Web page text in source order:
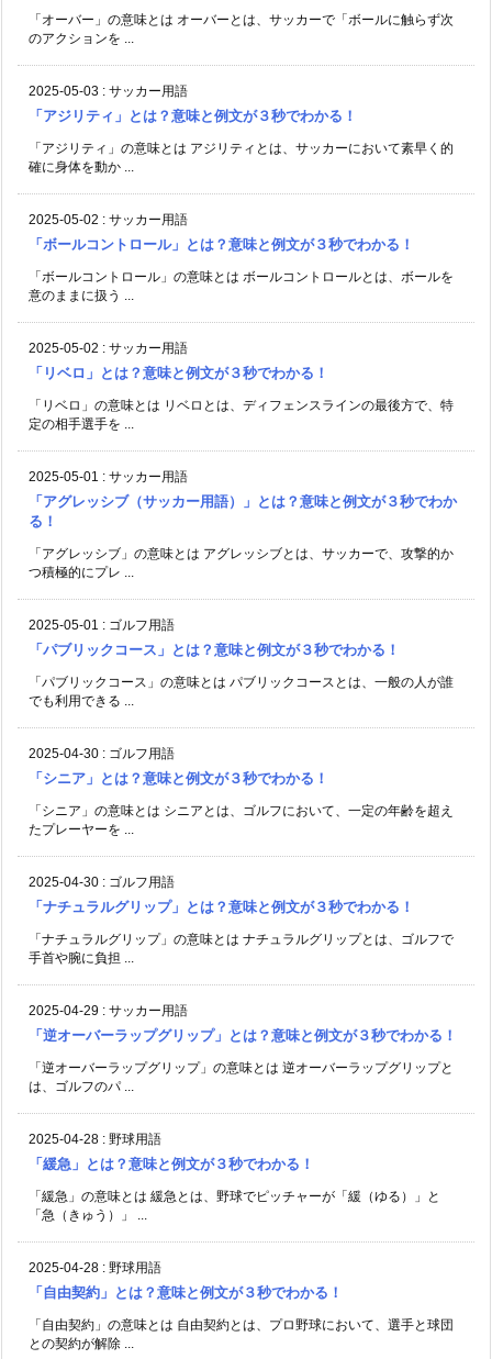
「オーバー」の意味とは オーバーとは、サッカーで「ボールに触らず次
のアクションを ...
2025-05-03 : サッカー用語
「アジリティ」とは？意味と例文が３秒でわかる！
「アジリティ」の意味とは アジリティとは、サッカーにおいて素早く的
確に身体を動か ...
2025-05-02 : サッカー用語
「ボールコントロール」とは？意味と例文が３秒でわかる！
「ボールコントロール」の意味とは ボールコントロールとは、ボールを
意のままに扱う ...
2025-05-02 : サッカー用語
「リベロ」とは？意味と例文が３秒でわかる！
「リベロ」の意味とは リベロとは、ディフェンスラインの最後方で、特
定の相手選手を ...
2025-05-01 : サッカー用語
「アグレッシブ（サッカー用語）」とは？意味と例文が３秒でわか
る！
「アグレッシブ」の意味とは アグレッシブとは、サッカーで、攻撃的か
つ積極的にプレ ...
2025-05-01 : ゴルフ用語
「パブリックコース」とは？意味と例文が３秒でわかる！
「パブリックコース」の意味とは パブリックコースとは、一般の人が誰
でも利用できる ...
2025-04-30 : ゴルフ用語
「シニア」とは？意味と例文が３秒でわかる！
「シニア」の意味とは シニアとは、ゴルフにおいて、一定の年齢を超え
たプレーヤーを ...
2025-04-30 : ゴルフ用語
「ナチュラルグリップ」とは？意味と例文が３秒でわかる！
「ナチュラルグリップ」の意味とは ナチュラルグリップとは、ゴルフで
手首や腕に負担 ...
2025-04-29 : サッカー用語
「逆オーバーラップグリップ」とは？意味と例文が３秒でわかる！
「逆オーバーラップグリップ」の意味とは 逆オーバーラップグリップと
は、ゴルフのパ ...
2025-04-28 : 野球用語
「緩急」とは？意味と例文が３秒でわかる！
「緩急」の意味とは 緩急とは、野球でピッチャーが「緩（ゆる）」と
「急（きゅう）」 ...
2025-04-28 : 野球用語
「自由契約」とは？意味と例文が３秒でわかる！
「自由契約」の意味とは 自由契約とは、プロ野球において、選手と球団
との契約が解除 ...